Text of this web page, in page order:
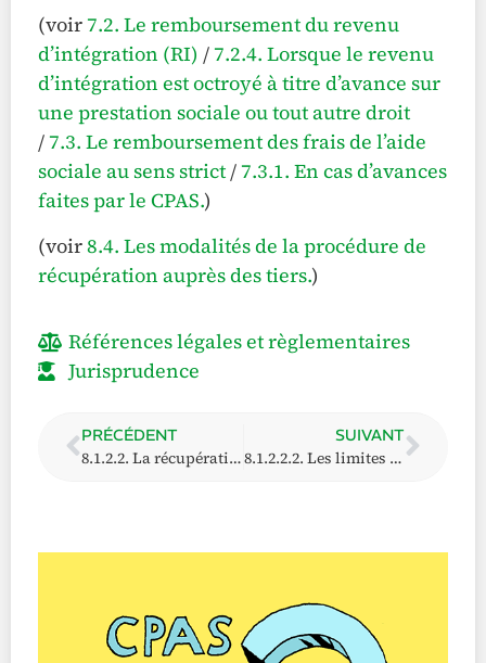
(voir7.2. Le remboursement du revenu
d’intégration (RI) /7.2.4. Lorsque le revenu
d’intégration est octroyé à titre d’avance sur
une prestation sociale ou tout autre droit
/7.3. Le remboursement des frais de l’aide
sociale au sens strict/7.3.1. En cas d’avances
faites par le CPAS.)
(voir8.4. Les modalités de la procédure de
récupération auprès des tiers.)
Références légales et règlementaires
Jurisprudence
PRÉCÉDENT
8.1.2.2. La récupération auprès des débiteurs alimentaires après l’octroi
SUIVANT
8.1.2.2.2. Les limites de la récupération a posteriori